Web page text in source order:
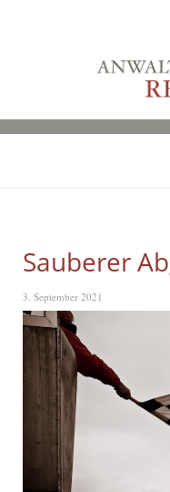
Sauberer
3. September 2021